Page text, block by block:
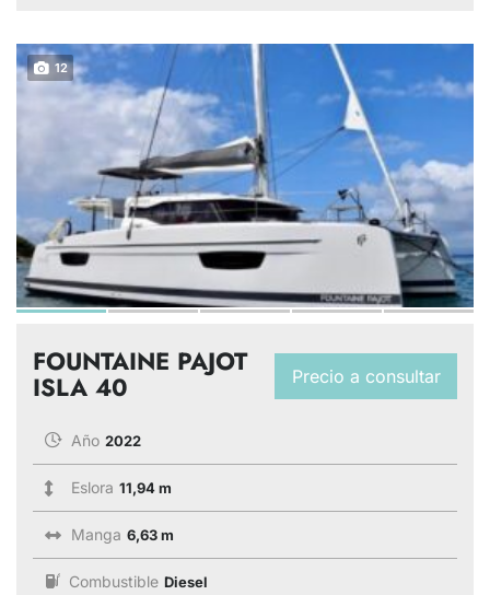
12
Precio a consultar
FOUNTAINE PAJOT
ISLA 40
Año 2022
Eslora 11,94 m
Manga 6,63 m
Combustible Diesel